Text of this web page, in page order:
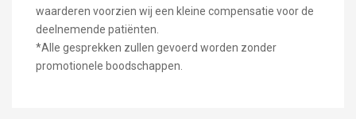
waarderen voorzien wij een kleine compensatie voor de
deelnemende patiënten.
*Alle gesprekken zullen gevoerd worden zonder
promotionele boodschappen.